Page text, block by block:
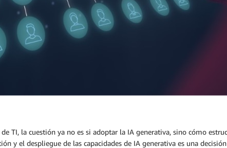
TI, la cuestión ya no es si adoptar la IA generativa, sino cómo
y el despliegue de las capacidades de IA generativa es una